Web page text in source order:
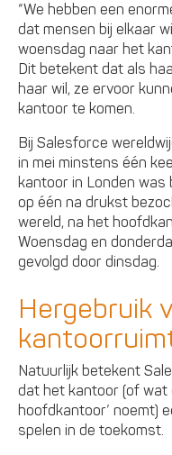
“We hebben een
dat mensen bij elkaar
woensdag naar het
Dit betekent dat als
haar wil, ze ervoor
kantoor te komen.
Bij Salesforce
in mei minstens één
kantoor in Londen was
op één na drukst
wereld, na het
Woensdag en
gevolgd door dinsdag.
Hergebruik
Natuurlijk betekent
dat het kantoor (of wat
hoofdkantoor’ noemt)
spelen in de toekomst.